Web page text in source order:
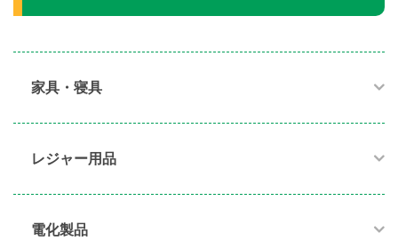
家具・寝具​
レジャー用品
電化製品​